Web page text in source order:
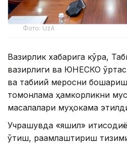
Фото: UzA
Вазирлик хабарига кўра,
вазирлиги ва ЮНЕСКО
ва табиий меросни
томонлама ҳамкорликни
масалалари муҳокама
Учрашувда «яшил»
ўтиш, рақамлаштириш